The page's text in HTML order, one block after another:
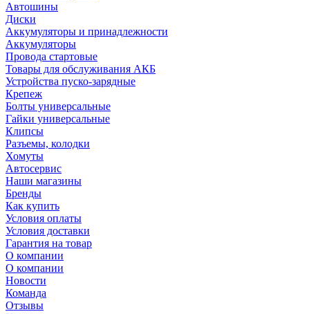
Автошины
Диски
Аккумуляторы и принадлежности
Аккумуляторы
Провода стартовые
Товары для обслуживания АКБ
Устройства пуско-зарядные
Крепеж
Болты универсальные
Гайки универсальные
Клипсы
Разъемы, колодки
Хомуты
Автосервис
Наши магазины
Бренды
Как купить
Условия оплаты
Условия доставки
Гарантия на товар
О компании
О компании
Новости
Команда
Отзывы